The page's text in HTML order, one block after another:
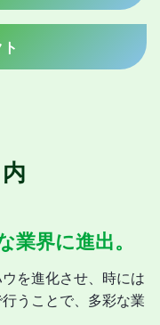
業界に進出。
を進化させ、時には
うことで、多彩な業